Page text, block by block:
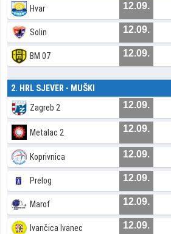
Hvar 12.09.
Solin 12.09.
BM 07 12.09.
2. HRL SJEVER - MUŠKI
Zagreb 2 12.09.
Metalac 2 12.09.
Koprivnica 12.09.
Prelog 12.09.
Marof 12.09.
Ivančica Ivanec 12.09.